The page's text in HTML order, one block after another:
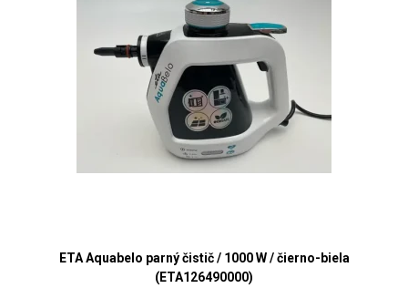
ETA Aquabelo parný čistič / 1000 W / čierno-biela
(ETA126490000)